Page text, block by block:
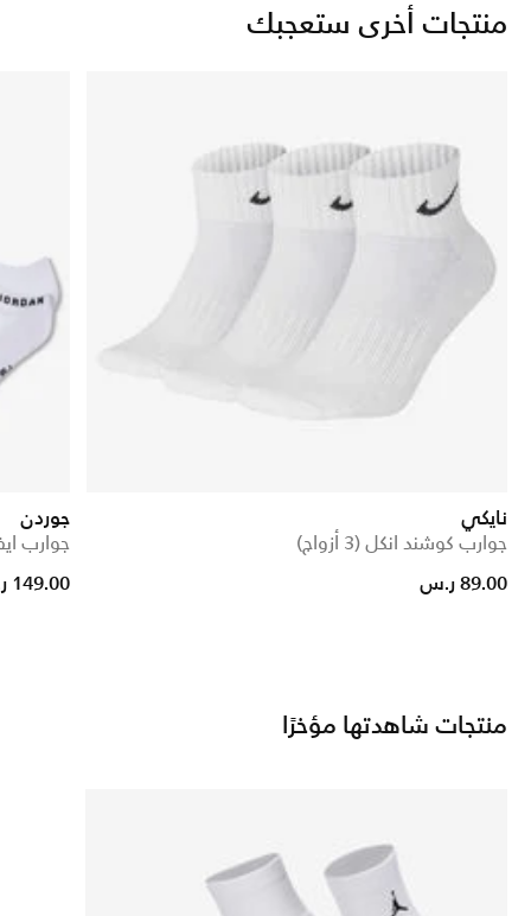
منتجات أخرى ستعجبك
نايكي
جوارب كوشند انكل (3 أزواج)
89.00 ر.س
جوردن
جوارب
149.00 ر.س
منتجات شاهدتها مؤخرًا